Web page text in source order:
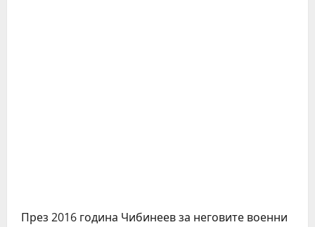
През 2016 година Чибинеев за неговите военни